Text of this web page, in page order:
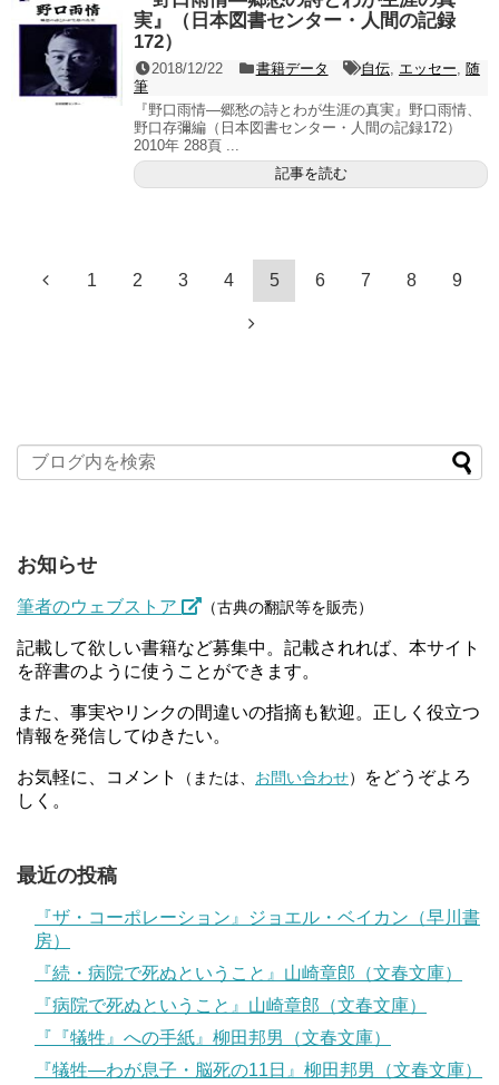
実』（日本図書センター・人間の記録
172）
2018/12/22 書籍データ 自伝, エッセー, 随
筆
『野口雨情―郷愁の詩とわが生涯の真実』野口雨情、
野口存彌編（日本図書センター・人間の記録172）
2010年 288頁 ...
記事を読む
1 2 3 4 5 6 7 8 9
お知らせ
筆者のウェブストア （古典の翻訳等を販売）
記載して欲しい書籍など募集中。記載されれば、本サイト
を辞書のように使うことができます。
また、事実やリンクの間違いの指摘も歓迎。正しく役立つ
情報を発信してゆきたい。
お気軽に、コメント （または、 お問い合わせ）
をどうぞよろ
しく。
最近の投稿
『ザ・コーポレーション』ジョエル・ベイカン（早川書
房）
『続・病院で死ぬということ』山崎章郎（文春文庫）
『病院で死ぬということ』山崎章郎（文春文庫）
『『犠牲』への手紙』柳田邦男（文春文庫）
『犠牲―わが息子・脳死の11日』柳田邦男（文春文庫）